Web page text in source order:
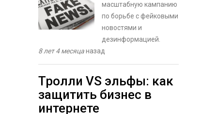
масштабную кампанию
по борьбе с фейковыми
новостями и
дезинформацией.
8 лет 4 месяцаназад
Тролли VS эльфы: как
защитить бизнес в
интернете